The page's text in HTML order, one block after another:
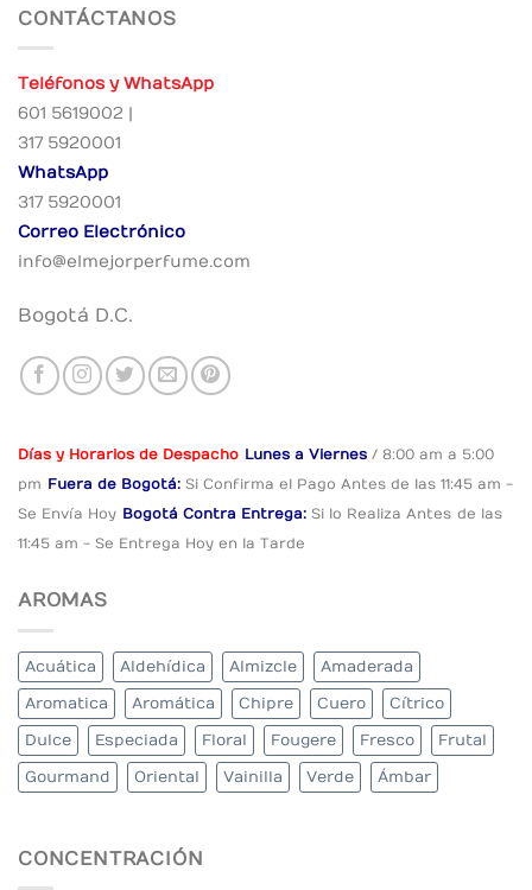
CONTÁCTANOS
Teléfonos y WhatsApp
601 5619002 |
317 5920001
WhatsApp
317 5920001
Correo Electrónico
info@elmejorperfume.com
Bogotá D.C.
Días y Horarios de Despacho Lunes a Viernes / 8:00 am a 5:00
pm Fuera de Bogotá: Si Confirma el Pago Antes de las 11:45 am -
Se Envía Hoy Bogotá Contra Entrega: Si lo Realiza Antes de las
11:45 am - Se Entrega Hoy en la Tarde
AROMAS
Acuática Aldehídica Almizcle Amaderada
Aromatica Aromática Chipre Cuero Cítrico
Dulce Especiada Floral Fougere Fresco Frutal
Gourmand Oriental Vainilla Verde Ámbar
CONCENTRACIÓN